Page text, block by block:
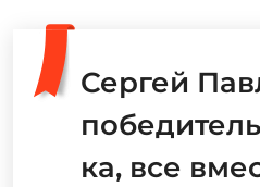
Сергей
ка, все